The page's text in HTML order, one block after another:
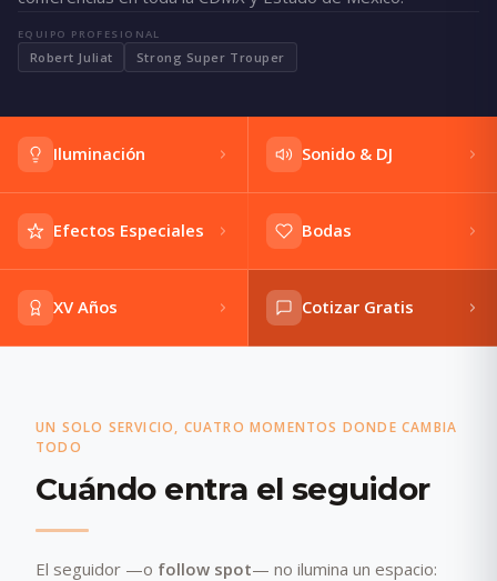
EQUIPO PROFESIONAL
Robert Juliat Strong Super Trouper
Iluminación Sonido & DJ
Efectos Especiales Bodas
XV Años Cotizar Gratis
UN SOLO SERVICIO, CUATRO MOMENTOS DONDE CAMBIA
TODO
Cuándo entra el seguidor
El seguidor —o follow spot— no ilumina un espacio: